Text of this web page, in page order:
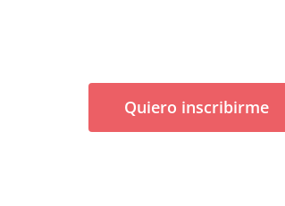
Quiero inscribirme